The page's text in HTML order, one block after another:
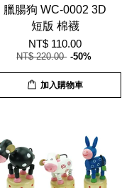
臘腸狗 WC-0002 3D
短版 棉襪
NT$ 110.00
NT$ 220.00 -50%
加入購物車